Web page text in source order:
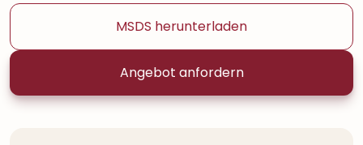
MSDS herunterladen
Angebot anfordern